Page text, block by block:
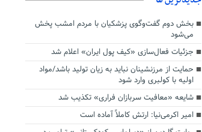
بخش دوم گفت‌وگوی پزشکیان با مردم امشب پخش
می‌شود
جزئیات فعال‌سازی «کیف پول ایران» اعلام شد
حمایت از مرزنشینان نباید به زیان تولید باشد/مواد
اولیه با کولبری وارد شود
شایعه «معافیت سربازان فراری» تکذیب شد
امیر اکرمی‌نیا: ارتش کاملاً آماده است